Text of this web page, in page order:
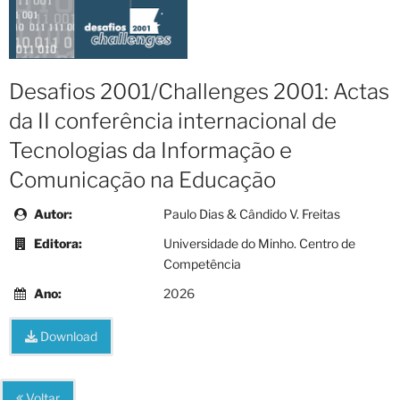
Desafios 2001/Challenges 2001: Actas
da II conferência internacional de
Tecnologias da Informação e
Comunicação na Educação
Autor:
Paulo Dias & Cândido V. Freitas
Editora:
Universidade do Minho. Centro de
Competência
Ano:
2026
Download